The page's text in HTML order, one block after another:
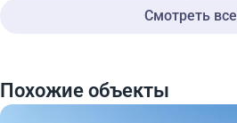
Смотреть все
Похожие объекты